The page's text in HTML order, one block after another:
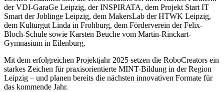
der VDI-GaraGe Leipzig, der INSPIRATA, dem Projekt Start IT
Smart der Joblinge Leipzig, dem MakersLab der HTWK Leipzig,
dem Kulturgut Linda in Frohburg, dem Förderverein der Felix-
Bloch-Schule sowie Karsten Beuche vom Martin-Rinckart-
Gymnasium in Eilenburg.
Mit dem erfolgreichen Projektjahr 2025 setzen die RoboCreators ein
starkes Zeichen für praxisorientierte MINT-Bildung in der Region
Leipzig – und planen bereits die nächsten innovativen Formate für
das kommende Jahr.